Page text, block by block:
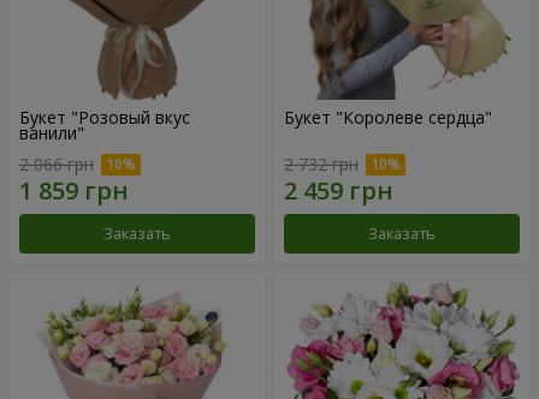
Букет "Розовый вкус
ванили"
2 066 грн
Заказать
Букет "Королеве сердца"
2 732 грн
Заказать